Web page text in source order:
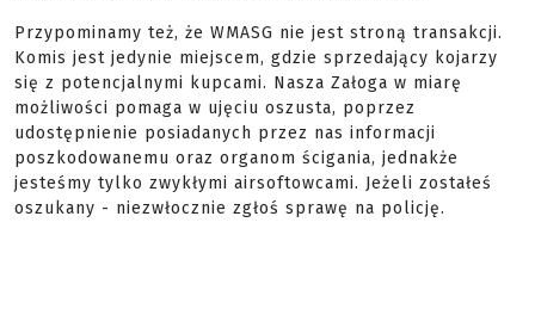
Przypominamy też, że WMASG nie jest stroną transakcji.
Komis jest jedynie miejscem, gdzie sprzedający kojarzy
się z potencjalnymi kupcami. Nasza Załoga w miarę
możliwości pomaga w ujęciu oszusta, poprzez
udostępnienie posiadanych przez nas informacji
poszkodowanemu oraz organom ścigania, jednakże
jesteśmy tylko zwykłymi airsoftowcami. Jeżeli zostałeś
oszukany - niezwłocznie zgłoś sprawę na policję.